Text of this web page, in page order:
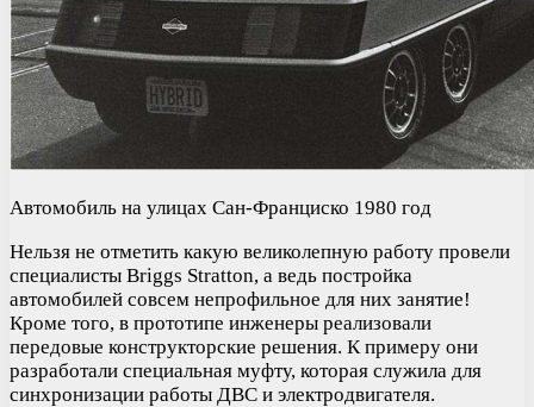
Автомобиль на улицах Сан-Франциско 1980 год
Нельзя не отметить какую великолепную работу провели
специалисты Briggs Stratton, а ведь постройка
автомобилей совсем непрофильное для них занятие!
Кроме того, в прототипе инженеры реализовали
передовые конструкторские решения. К примеру они
разработали специальная муфту, которая служила для
синхронизации работы ДВС и электродвигателя.